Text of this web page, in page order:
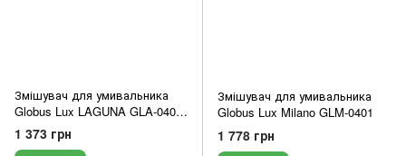
Змішувач для умивальника
Globus Lux LAGUNA GLA-0401-
10-BB
1 373 грн
Змішувач для умивальника
Globus Lux Milano GLM-0401
1 778 грн